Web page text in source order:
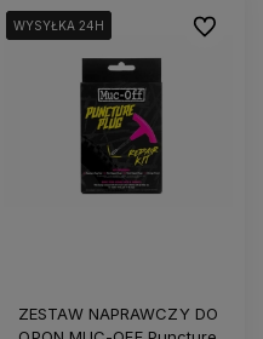
WYSYŁKA 24H
WYSYŁKA 24H
WYSYŁKA 24H
ZESTAW NAPRAWCZY DO
Do